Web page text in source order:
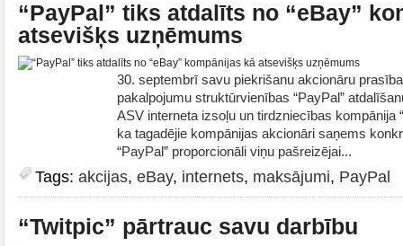
“PayPal” tiks atdalīts no “eBay”
atsevišķs uzņēmums
30. septembrī savu piekrišanu akcionāru
pakalpojumu struktūrvienības “PayPal”
ASV interneta izsoļu un tirdzniecības kompānija
ka tagadējie kompānijas akcionāri saņems
“PayPal” proporcionāli viņu pašreizējai...
Tags: akcijas, eBay, internets, maksājumi, PayPal
“Twitpic” pārtrauc savu darbību